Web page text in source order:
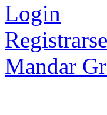
Login
Registrarse
Mandar